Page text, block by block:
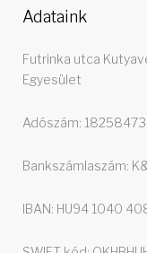
g
á
Adataink
Futrinka utca
Egyesület
Adószám:
Bankszámlaszám:
IBAN: HU94 1040